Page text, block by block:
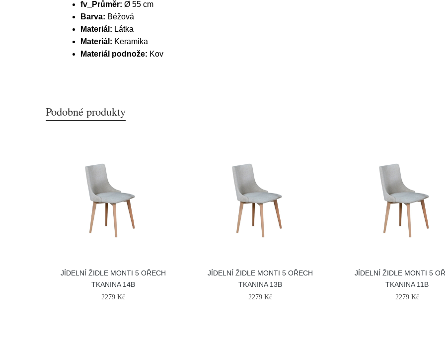
fv_Průměr: Ø 55 cm
Barva: Béžová
Materiál: Látka
Materiál: Keramika
Materiál podnože: Kov
Podobné produkty
JÍDELNÍ ŽIDLE MONTI 5 OŘECH
TKANINA 14B
2279 Kč
JÍDELNÍ ŽIDLE MONTI 5 OŘECH
TKANINA 13B
2279 Kč
JÍDELNÍ ŽIDLE MONTI 5
TKANINA 11B
2279 Kč